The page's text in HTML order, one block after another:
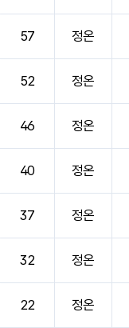
57 정온
52 정온
46 정온
40 정온
37 정온
32 정온
22 정온